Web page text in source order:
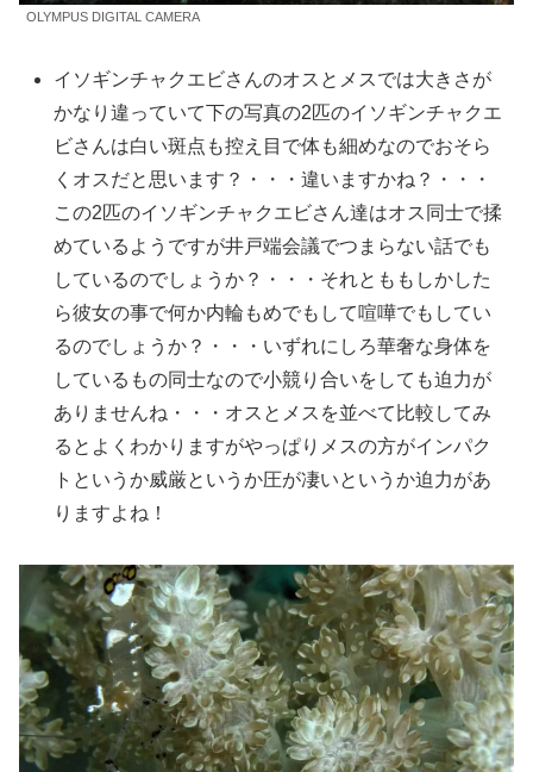
OLYMPUS DIGITAL CAMERA
イソギンチャクエビさんのオスとメスでは大きさが
かなり違っていて下の写真の2匹のイソギンチャクエ
ビさんは白い斑点も控え目で体も細めなのでおそら
くオスだと思います？・・・違いますかね？・・・
この2匹のイソギンチャクエビさん達はオス同士で揉
めているようですが井戸端会議でつまらない話でも
しているのでしょうか？・・・それとももしかした
ら彼女の事で何か内輪もめでもして喧嘩でもしてい
るのでしょうか？
・・・いずれにしろ華奢な身体を
しているもの同士なので小競り合いをしても迫力が
ありませんね・・・オスとメスを並べて比較してみ
るとよくわかりますがやっぱりメスの方がインパク
トというか威厳というか圧が凄いというか迫力があ
りますよね！